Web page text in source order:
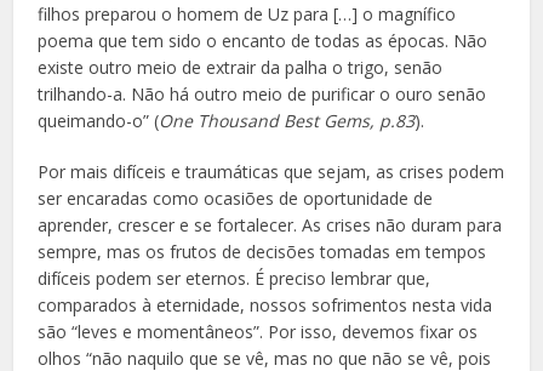
filhos preparou o homem de Uz para […] o magnífico
poema que tem sido o encanto de todas as épocas. Não
existe outro meio de extrair da palha o trigo, senão
trilhando-a. Não há outro meio de purificar o ouro senão
queimando-o” (One Thousand Best Gems, p.83).
Por mais difíceis e traumáticas que sejam, as crises podem
ser encaradas como ocasiões de oportunidade de
aprender, crescer e se fortalecer. As crises não duram para
sempre, mas os frutos de decisões tomadas em tempos
difíceis podem ser eternos. É preciso lembrar que,
comparados à eternidade, nossos sofrimentos nesta vida
são “leves e momentâneos”. Por isso, devemos fixar os
olhos “não naquilo que se vê, mas no que não se vê, pois